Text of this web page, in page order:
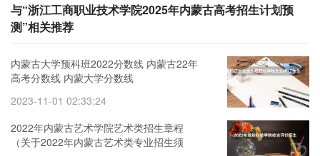
与“浙江工商职业技术学院2025年内蒙古高考招生计划预
测”相关推荐
内蒙古大学预科班2022分数线 内蒙古22年
高考分数线 内蒙大学分数线
2023-11-01 02:33:24
2022年内蒙古艺术学院艺术类招生章程
（关于2022年内蒙古艺术类专业招生须